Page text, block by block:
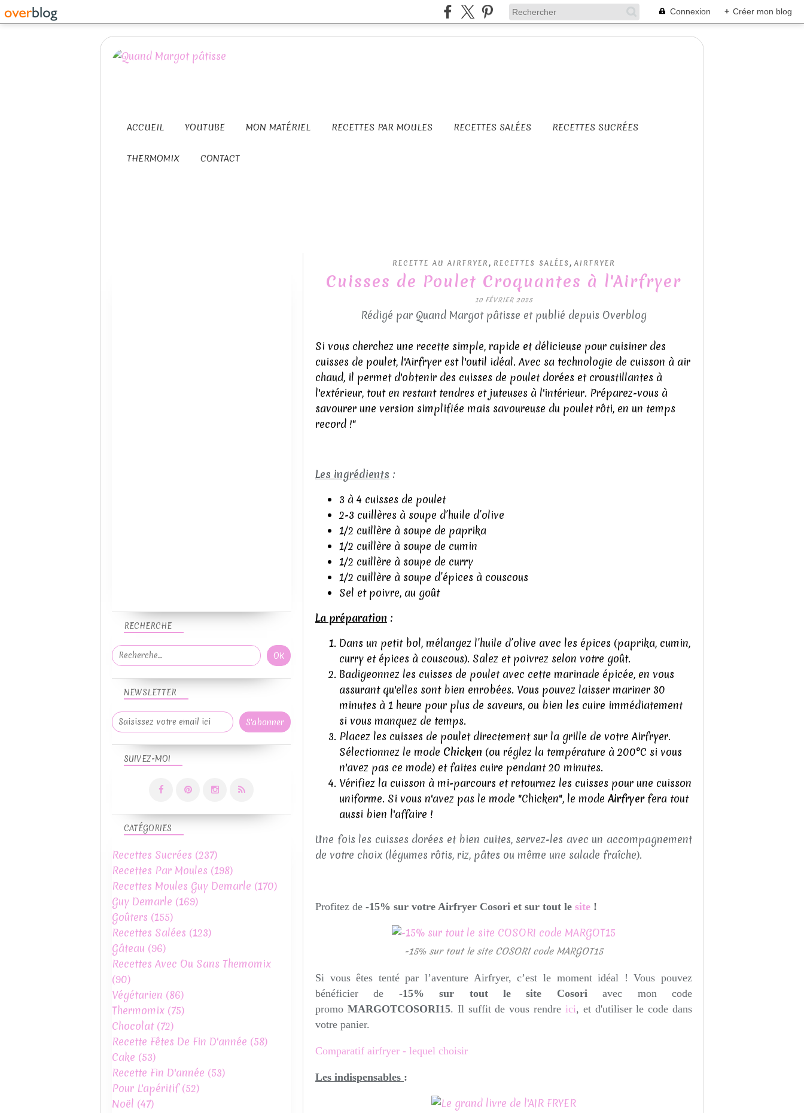
Connexion + Créer mon blog
ACCUEIL YOUTUBE MON MATÉRIEL RECETTES PAR MOULES RECETTES SALÉES RECETTES SUCRÉES
THERMOMIX CONTACT
RECETTE AU AIRFRYER , RECETTES SALÉES , AIRFRYER
Cuisses de Poulet Croquantes à l'Airfryer
10 FÉVRIER 2025
Rédigé par Quand Margot pâtisse et publié depuis Overblog
Si vous cherchez une recette simple, rapide et délicieuse pour cuisiner des
cuisses de poulet, l'Airfryer est l'outil idéal. Avec sa technologie de cuisson à air
chaud, il permet d'obtenir des cuisses de poulet dorées et croustillantes à
l'extérieur, tout en restant tendres et juteuses à l'intérieur. Préparez-vous à
savourer une version simplifiée mais savoureuse du poulet rôti, en un temps
record !"
Les ingrédients :
3 à 4 cuisses de poulet
2-3 cuillères à soupe d’huile d’olive
1/2 cuillère à soupe de paprika
1/2 cuillère à soupe de cumin
1/2 cuillère à soupe de curry
1/2 cuillère à soupe d’épices à couscous
Sel et poivre, au goût
La préparation :
Dans un petit bol, mélangez l’huile d’olive avec les épices (paprika, cumin,
curry et épices à couscous). Salez et poivrez selon votre goût.
Badigeonnez les cuisses de poulet avec cette marinade épicée, en vous
assurant qu'elles sont bien enrobées. Vous pouvez laisser mariner 30
minutes à 1 heure pour plus de saveurs, ou bien les cuire immédiatement
si vous manquez de temps.
Placez les cuisses de poulet directement sur la grille de votre Airfryer.
Sélectionnez le mode Chicken (ou réglez la température à 200°C si vous
n'avez pas ce mode) et faites cuire pendant 20 minutes.
Vérifiez la cuisson à mi-parcours et retournez les cuisses pour une cuisson
uniforme. Si vous n'avez pas le mode "Chicken", le mode Airfryer fera tout
aussi bien l'affaire !
Une fois les cuisses dorées et bien cuites, servez-les avec un accompagnement
de votre choix (légumes rôtis, riz, pâtes ou même une salade fraîche).
Profitez de -15% sur votre Airfryer Cosori et sur tout le site !
-15% sur tout le site COSORI code MARGOT15
Si vous êtes tenté par l’aventure Airfryer, c’est le moment idéal ! Vous pouvez
bénéficier de
-15% sur tout le site Cosoriavec mon code
promo MARGOTCOSORI15. Il suffit de vous rendre ici, et d'utiliser le code dans
votre panier.
Comparatif airfryer - lequel choisir
Les indispensables :
NEWSLETTER
SUIVEZ-MOI
RECHERCHE
CATÉGORIES
Recettes Sucrées (237)
Recettes Par Moules (198)
Recettes Moules Guy Demarle (170)
Guy Demarle (169)
Goûters (155)
Recettes Salées (123)
Gâteau (96)
Recettes Avec Ou Sans Themomix
(90)
Végétarien (86)
Thermomix (75)
Chocolat(72)
Recette Fêtes De Fin D'année (58)
Cake (53)
Recette Fin D'année (53)
Pour L'apéritif(52)
Noël (47)